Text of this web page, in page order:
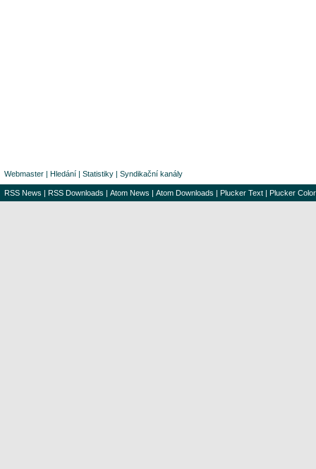
Webmaster | Hledání | Statistiky | Syndikační kanály
RSS News | RSS Downloads | Atom News | Atom Downloads | Plucker Text | Plucker Color